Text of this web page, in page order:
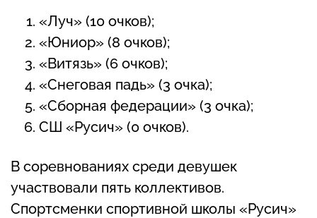
«Луч» (10 очков);
«Юниор» (8 очков);
«Витязь» (6 очков);
«Снеговая падь» (3 очка);
«Сборная федерации» (3 очка);
СШ «Русич» (0 очков).
В соревнованиях среди девушек
участвовали пять коллективов.
Спортсменки спортивной школы «Русич»